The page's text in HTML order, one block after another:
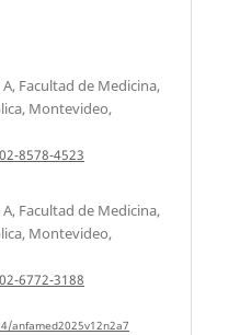
Facultad de Medicina,
Montevideo,
8578-4523
Facultad de Medicina,
Montevideo,
6772-3188
anfamed2025v12n2a7